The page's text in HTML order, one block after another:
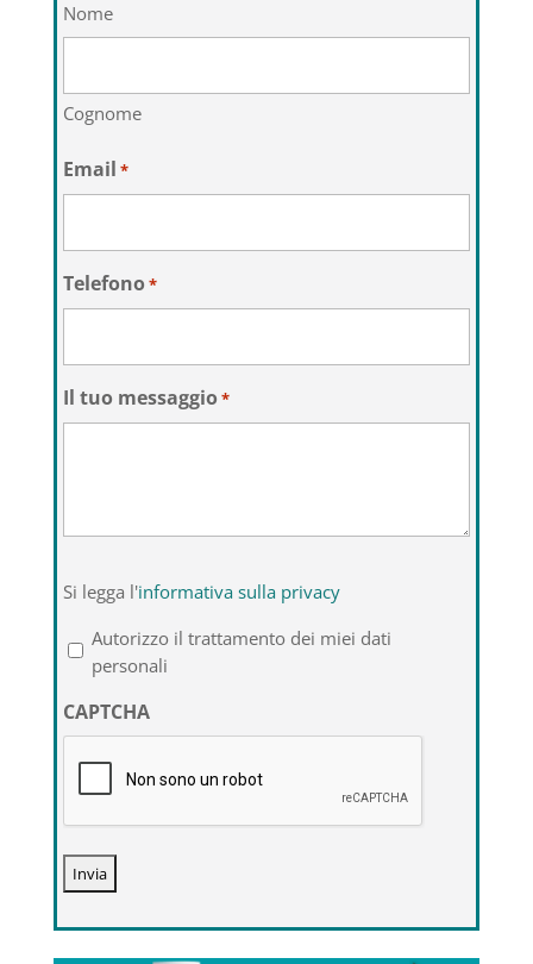
Nome
Cognome
Email *
Telefono*
Il tuo messaggio*
legga
l'informativa
sulla
privacy
*
Si legga l'informativa sulla privacy
Autorizzo il trattamento dei miei dati
personali
CAPTCHA